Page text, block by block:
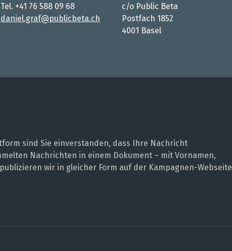
Tel. +41 76 588 09 68
daniel.graf@publicbeta.ch
c/o Public Beta
Postfach 1852
4001 Basel
sind Sie einverstanden, dass Ihre Nachricht
Nachrichten in einem Dokument – mit Vornamen,
wir in gleicher Form auf der Kampagnen-Webseite